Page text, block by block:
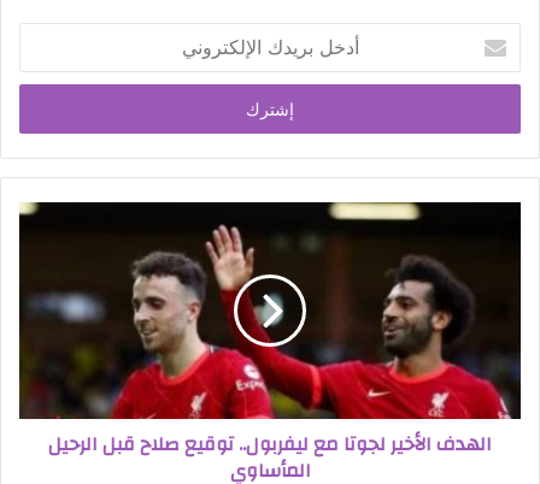
بريدك
الإلكتروني
الهدف الأخير لجوتا مع ليفربول.. توقيع صلاح قبل الرحيل
المأساوي